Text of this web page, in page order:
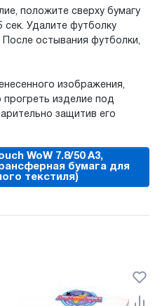
положите сверху бумагу
сек. Удалите футболку
остывания футболки,
изображения,
изделие под
защитив его
WoW 7.8/50 A3,
бумага для
текстиля)